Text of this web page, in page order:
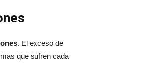
. El exceso de
que sufren cada